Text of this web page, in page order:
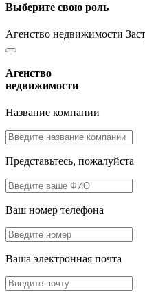
Выберите свою роль
Агенство недвижимости
Агенство
недвижимости
Название компании
Представьтесь, пожалуйста
Ваш номер телефона
Ваша электронная почта